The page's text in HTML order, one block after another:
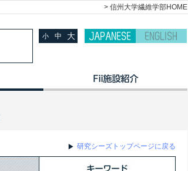
> 信州大学繊維学部HOME
小 中 大
研究シーズトップページに戻る